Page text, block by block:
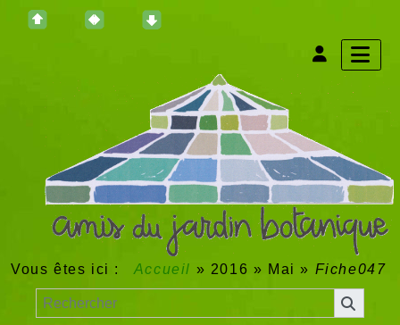
Vous êtes ici : Accueil » 2016 » Mai » Fiche047